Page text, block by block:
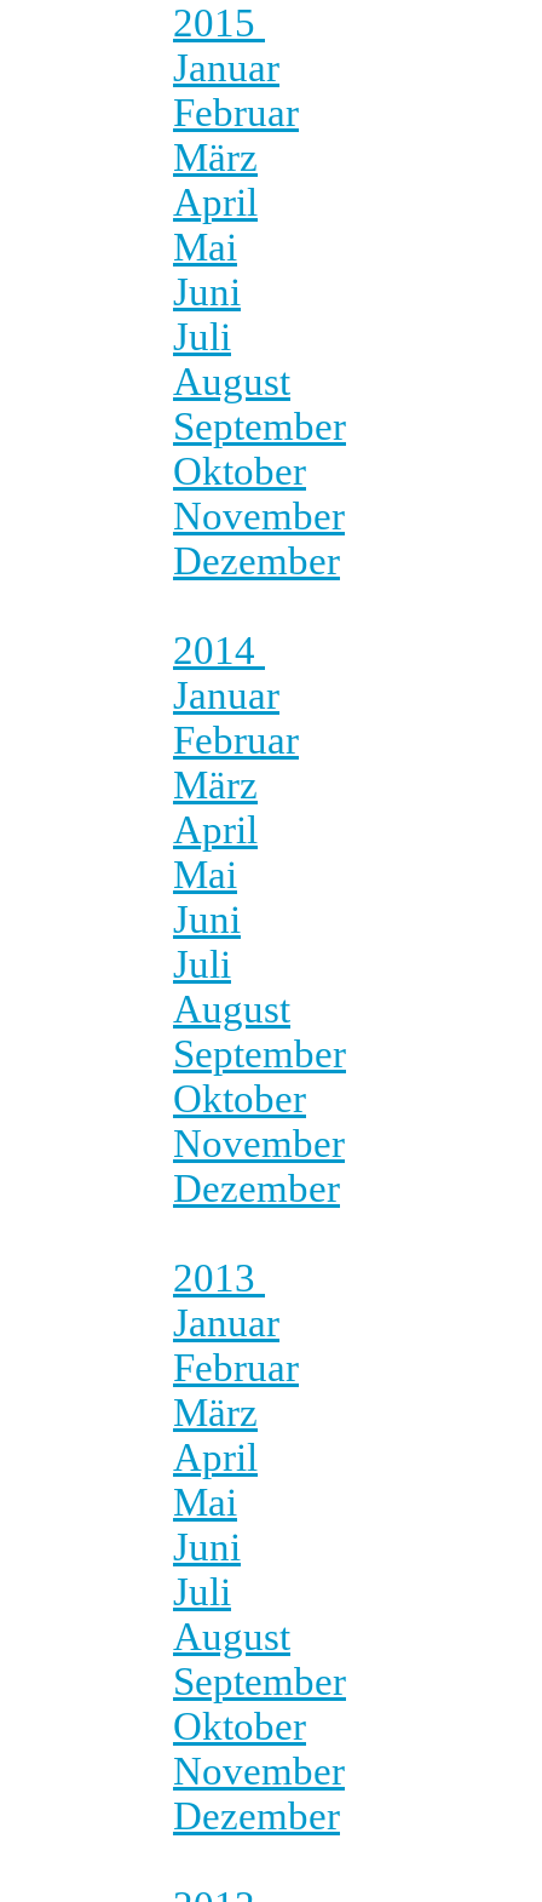
2015
Januar
Februar
März
April
Mai
Juni
Juli
August
September
Oktober
November
Dezember
2014
Januar
Februar
März
April
Mai
Juni
Juli
August
September
Oktober
November
Dezember
2013
Januar
Februar
März
April
Mai
Juni
Juli
August
September
Oktober
November
Dezember